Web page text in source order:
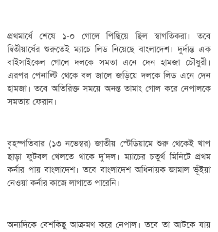
প্রথমার্ধে শেষে ১-০ গোলে পিছিয়ে ছিল স্বাগতিকরা। তবে
দ্বিতীয়ার্ধের শুরুতেই ম্যাচে লিড নিয়েছে বাংলাদেশ। দুর্দান্ত এক
বাইসাইকেল গোলে দলকে সমতা এনে দেন হামজা চৌধুরী।
এরপর পেনাল্টি থেকে বল জালে জড়িয়ে দলকে লিড এনে দেন
হামজা। তবে অতিরিক্ত সময়ে অনন্ত তামাং গোল করে নেপালকে
সমতায় ফেরান।
বৃহস্পতিবার (১৩ নভেম্বর) জাতীয় স্টেডিয়ামে শুরু থেকেই খাপ
ছাড়া ফুটবল খেলতে থাকে দু’দল। ম্যাচের চতুর্থ মিনিটে প্রথম
কর্নার পায় বাংলাদেশ। তবে বাংলাদেশ অধিনায়ক জামাল ভূঁইয়া
নেওয়া কর্নার কাজে লাগাতে পারেনি।
অন্যদিকে বেশকিছু আক্রমণ করে নেপাল। তবে তা আটকে যায়